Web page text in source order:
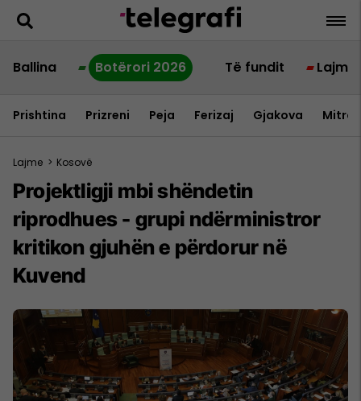
Ballina Botërori 2026 Të fundit Lajme
Prishtina Prizreni Peja Ferizaj Gjakova
Lajme > Kosovë
Projektligji mbi shëndetin
riprodhues - grupi ndërministror
kritikon gjuhën e përdorur në
Kuvend